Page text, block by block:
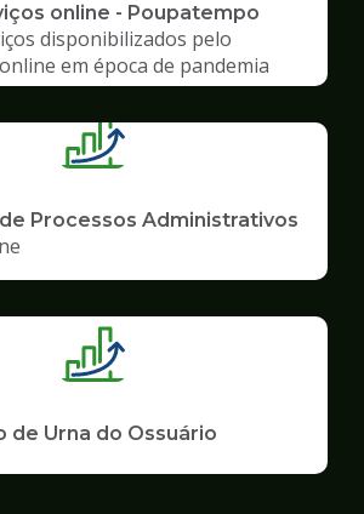
online - Poupatempo
disponibilizados pelo
em época de pandemia
Processos Administrativos
de Urna do Ossuário